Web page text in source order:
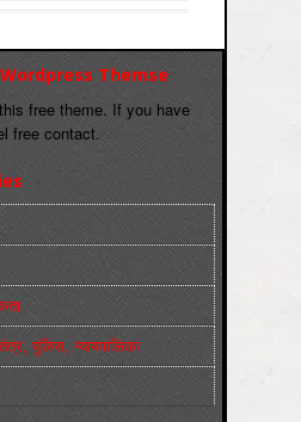
Themse
free theme. If you have
free contact.
पुलिस, न्‍यायपालिका